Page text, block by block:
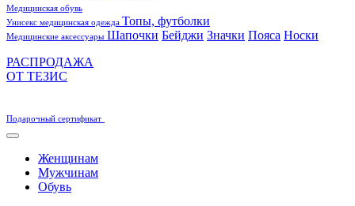
Медицинская обувь
Унисекс медицинская одежда Топы, футболки
Медицинские аксессуары Шапочки Бейджи Значки Пояса Носки
РАСПРОДАЖА
ОТ ТЕЗИС
Подарочный сертификат
Женщинам
Мужчинам
Обувь